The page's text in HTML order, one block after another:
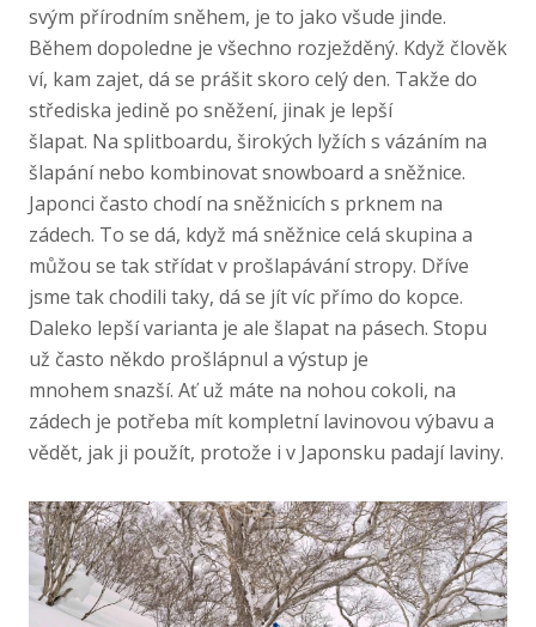
svým přírodním sněhem, je to jako všude jinde.
Během dopoledne je všechno rozježděný. Když člověk
ví, kam zajet, dá se prášit skoro celý den. Takže do
střediska jedině po sněžení, jinak je lepší
šlapat. Na splitboardu, širokých lyžích s vázáním na
šlapání nebo kombinovat snowboard a sněžnice.
Japonci často chodí na sněžnicích s prknem na
zádech. To se dá, když má sněžnice celá skupina a
můžou se tak střídat v prošlapávání stropy. Dříve
jsme tak chodili taky, dá se jít víc přímo do kopce.
Daleko lepší varianta je ale šlapat na pásech. Stopu
už často někdo prošlápnul a výstup je
mnohem snazší. Ať už máte na nohou cokoli, na
zádech je potřeba mít kompletní lavinovou výbavu a
vědět, jak ji použít, protože i v Japonsku padají laviny.